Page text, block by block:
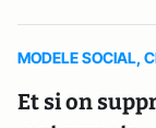
MODELE SOCIAL,
Et si on